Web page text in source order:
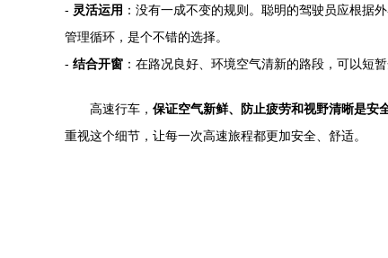
- 灵活运用 ：没有一成不变的规则。聪明的驾驶员应根据
管理循环，是个不错的选择。
- 结合开窗 ：在路况良好、环境空气清新的路段，可以短
高速行车， 保证空气新鲜、防止疲劳和视野清晰是安
重视这个细节，让每一次高速旅程都更加安全、舒适。